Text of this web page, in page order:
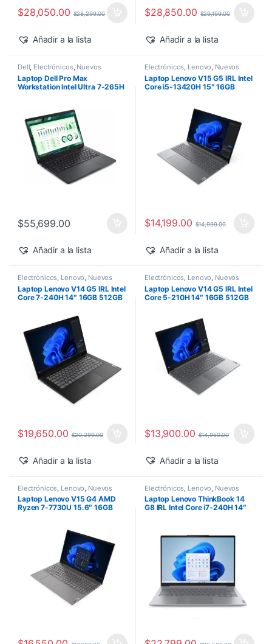
$28,050.00 $28,299.00
Añadir a la lista
$28,850.00 $29,199.00
Añadir a la lista
Dell, Electrónicos, Nuevos
Productos
Laptop Dell Pro Max
Workstation Intel Ultra 7-265H
$55,699.00
Añadir a la lista
Electrónicos, Lenovo, Nuevos
Productos
Laptop Lenovo V15 G5 IRL Intel
Core i5-13420H 15″ 16GB
$14,199.00 $14,999.00
Añadir a la lista
Electrónicos Lenovo Nuevos
Laptop Lenovo V14 G5 IRL Intel
Core 7-240H 14″ 16GB 512GB
$19,650.00 $20,299.00
Añadir a la lista
Electrónicos Lenovo Nuevos
Laptop Lenovo V14 G5 IRL Intel
Core 5-210H 14″ 16GB 512GB
$13,900.00 $14,950.00
Añadir a la lista
Electrónicos Lenovo Nuevos
Productos
Laptop Lenovo V15 G4 AMD
Ryzen 7-7730U 15.6″ 16GB
Electrónicos Lenovo Nuevos
Productos
Laptop Lenovo ThinkBook 14
G8 IRL Intel Core i7-240H 14″